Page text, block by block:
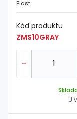
Plast
Kód produktu
ZMS10GRAY
-
U